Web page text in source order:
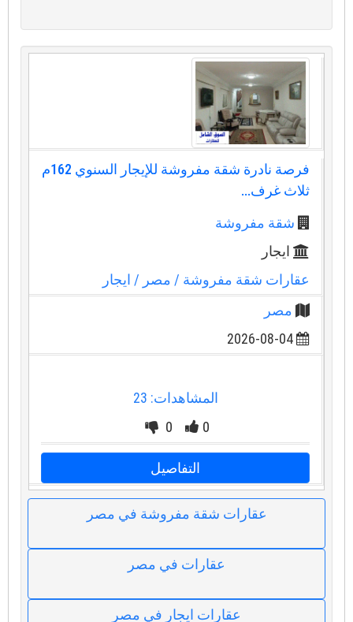
فرصة نادرة شقة مفروشة للإيجار السنوي 162م
ثلاث غرف...
شقة مفروشة
ايجار
عقارات شقة مفروشة / مصر / ايجار
مصر
المشاهدات: 23
0
0
التفاصيل
عقارات شقة مفروشة في مصر
عقارات في مصر
عقارات ايجار في مصر